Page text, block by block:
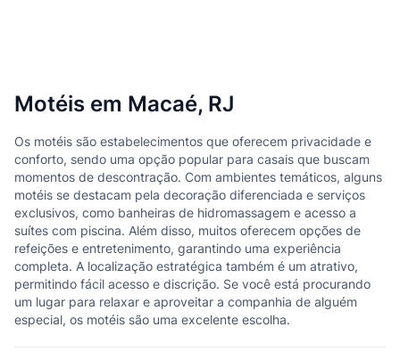
Motéis em Macaé, RJ
Os motéis são estabelecimentos que oferecem privacidade e
conforto, sendo uma opção popular para casais que buscam
momentos de descontração. Com ambientes temáticos, alguns
motéis se destacam pela decoração diferenciada e serviços
exclusivos, como banheiras de hidromassagem e acesso a
suítes com piscina. Além disso, muitos oferecem opções de
refeições e entretenimento, garantindo uma experiência
completa. A localização estratégica também é um atrativo,
permitindo fácil acesso e discrição. Se você está procurando
um lugar para relaxar e aproveitar a companhia de alguém
especial, os motéis são uma excelente escolha.